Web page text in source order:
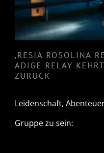
‚RESIA ROSOLINA
ADIGE RELAY
ZURÜCK
Leidenschaft,
Gruppe zu sein: